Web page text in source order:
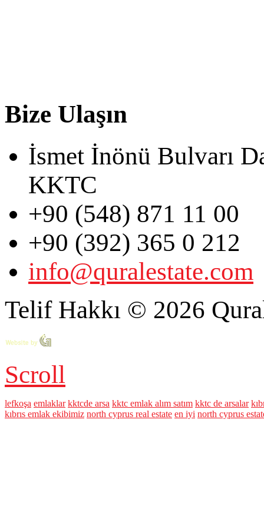
Bize Ulaşın
İsmet İnönü Bulvarı
KKTC
+90 (548) 871 11 00
+90 (392) 365 0 212
info@quralestate.com
Telif Hakkı © 2026
Scroll
lefkoşa emlaklar kktcde arsa kktc emlak alım satım kktc de arsalar
kıbrıs emlak ekibimiz north cyprus real estate en iyi north cyprus